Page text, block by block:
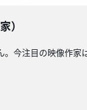
）
今注目の映像作